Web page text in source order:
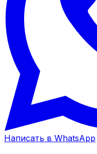
Написать в WhatsApp